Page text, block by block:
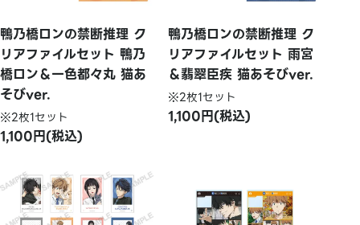
鴨乃橋ロンの禁断推理 ク
リアファイルセット 鴨乃
橋ロン＆一色都々丸 猫あ
そびver.
※2枚1セット
1,100円(税込)
鴨乃橋ロンの禁断推理 ク
リアファイルセット 雨宮
＆翡翠臣疾 猫あそびver.
※2枚1セット
1,100円(税込)